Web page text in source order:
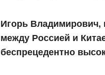
Игорь Владимирович,
между Россией и
беспрецедентно